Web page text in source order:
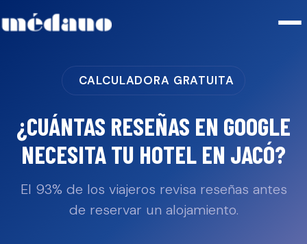
CALCULADORA GRATUITA
¿CUÁNTAS RESEÑAS EN GOOGLE
NECESITA TU HOTEL EN JACÓ?
El 93% de los viajeros revisa reseñas antes
de reservar un alojamiento.